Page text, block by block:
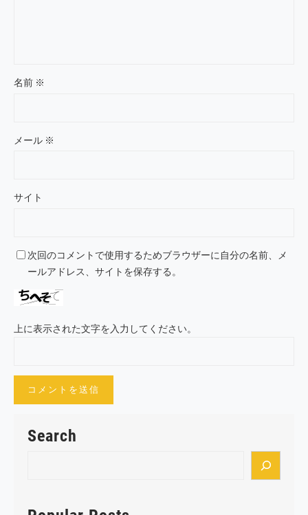
名前 ※
メール ※
サイト
次回のコメントで使用するためブラウザーに自分の名前、メ
ールアドレス、サイトを保存する。
上に表示された文字を入力してください。
Search
r